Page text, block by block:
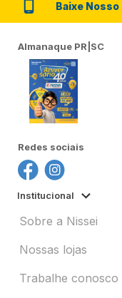
Baixe Nosso
Almanaque PR|SC
Redes sociais
Institucional
Sobre a Nissei
Nossas lojas
Trabalhe conosco